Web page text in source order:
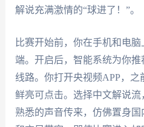
解说充满激情的“球进了！”。
比赛开始前，你在手机和电
端。开启后，智能系统为你
线路。你打开央视频APP，
鲜亮可点击。选择中文解说
熟悉的声音传来，仿佛置身